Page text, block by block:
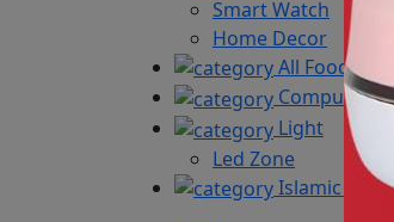
Smart Watch
Home Decor
All Food
Computer
Light
Led Zone
Islamic Book